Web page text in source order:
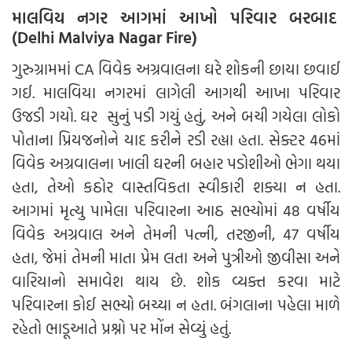
માલવિય નગર આગમાં આખો પરિવાર બરબાદ
(Delhi Malviya Nagar Fire)
ગુરુગ્રામમાં CA વિવેક અગ્રવાલના ઘરે શોકની છાયા છવાઈ
ગઈ. માલવિયા નગરમાં લાગેલી આગથી આખા પરિવાર
ઉજડી ગયો. ઘર સુનું પડી ગયું હતું, અને બચી ગયેલા લોકો
પોતાના પ્રિયજનોને યાદ કરીને રડી રહ્યા હતા. સેક્ટર 46માં
વિવેક અગ્રવાલના ખાલી ઘરની બહાર પડોશીઓ ભેગા થયા
હતા, તેઓ કઠોર વાસ્તવિકતા સ્વીકારી શક્યા ન હતા.
આગમાં મૃત્યુ પામેલા પરિવારના આઠ સભ્યોમાં 48 વર્ષીય
વિવેક અગ્રવાલ અને તેમની પત્ની, તરજીની, 47 વર્ષીય
હતા, જેમાં તેમની માતા પ્રેમ લતા અને પુત્રીઓ જીવીસા અને
વારિયાનો સમાવેશ થાય છે. શોક વ્યક્ત કરવા માટે
પરિવારના કોઈ સભ્યો બચ્યા ન હતા. બંગલાના પહેલા માળે
રહેતો ભાડૂઆતે પ્રશ્નો પર મોંન સેવ્યું હતું.